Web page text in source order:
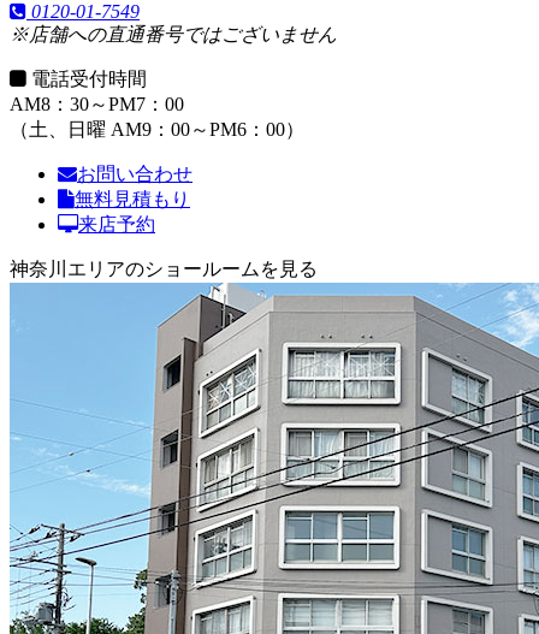
0120-01-7549
※店舗への直通番号ではございません
電話受付時間
AM8：30～PM7：00
（土、日曜 AM9：00～PM6：00）
お問い合わせ
無料見積もり
来店予約
神奈川エリアのショールームを見る